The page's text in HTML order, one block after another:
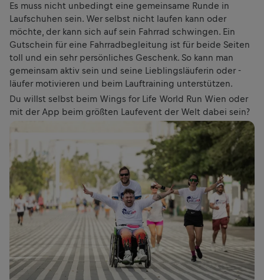
Es muss nicht unbedingt eine gemeinsame Runde in
Laufschuhen sein. Wer selbst nicht laufen kann oder
möchte, der kann sich auf sein Fahrrad schwingen. Ein
Gutschein für eine Fahrradbegleitung ist für beide Seiten
toll und ein sehr persönliches Geschenk. So kann man
gemeinsam aktiv sein und seine Lieblingsläuferin oder -
läufer motivieren und beim Lauftraining unterstützen.
Du willst selbst beim Wings for Life World Run Wien oder
mit der App beim größten Laufevent der Welt dabei sein?